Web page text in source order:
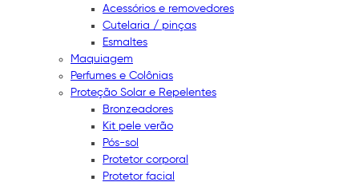
Acessórios e removedores
Cutelaria / pinças
Esmaltes
Maquiagem
Perfumes e Colônias
Proteção Solar e Repelentes
Bronzeadores
Kit pele verão
Pós-sol
Protetor corporal
Protetor facial